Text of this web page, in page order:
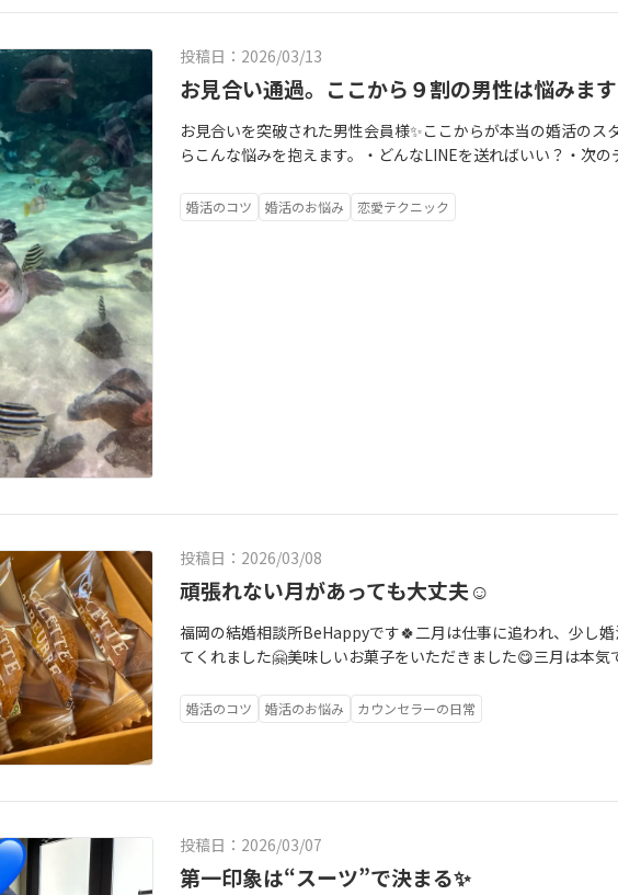
投稿日：2026/03/13
お見合い通過。ここから９割の男性は悩みます
お見合いを突破された男性会員様✨ここからが本当の婚活の
らこんな悩みを抱えます。・どんなLINEを送ればいい？・次
ています。⭐️デートのお店提案⭐️LINEのやり取り相談⭐️会話内
デート後の振り返り「こんなこと聞いていいのかな？」という
婚活のコツ 婚活のお悩み 恋愛テクニック
投稿日：2026/03/08
頑張れない月があっても大丈夫☺️
福岡の結婚相談所BeHappyです🍀二月は仕事に追われ、少し
てくれました🤗美味しいお菓子をいただきました😋三月は本
当に望んでいる条件を再確認30代の婚活は、勢いだけでは続
もある。理想もある。妥協したくない気持ちもある。その全部
の活動を振り返るため、月末はまた面談の予定で、楽しみです
婚活のコツ 婚活のお悩み カウンセラーの日常
投稿日：2026/03/07
第一印象は“スーツ”で決まる✨